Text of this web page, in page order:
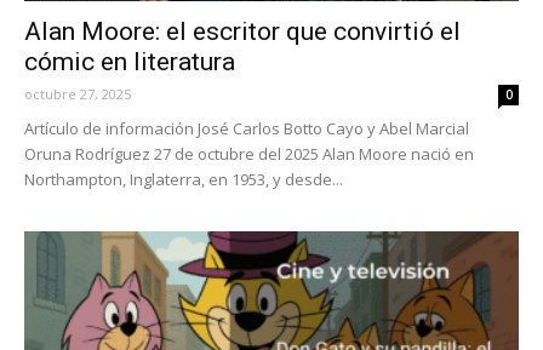
Alan Moore: el escritor que convirtió el
cómic en literatura
octubre 27, 2025 0
Artículo de información José Carlos Botto Cayo y Abel Marcial
Oruna Rodríguez 27 de octubre del 2025 Alan Moore nació en
Northampton, Inglaterra, en 1953, y desde...